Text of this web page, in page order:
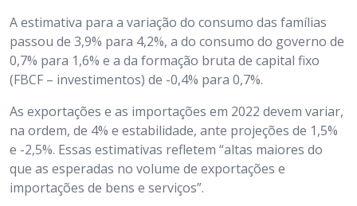
A estimativa para a variação do consumo das famílias
passou de 3,9% para 4,2%, a do consumo do governo de
0,7% para 1,6% e a da formação bruta de capital fixo
(FBCF – investimentos) de -0,4% para 0,7%.
As exportações e as importações em 2022 devem variar,
na ordem, de 4% e estabilidade, ante projeções de 1,5%
e -2,5%. Essas estimativas refletem “altas maiores do
que as esperadas no volume de exportações e
importações de bens e serviços”.